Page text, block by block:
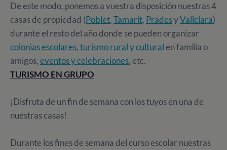
De este modo, ponemos a vuestra disposición nuestras 4
casas de propiedad (Poblet,Tamarit, PradesyVallclara)
durante el resto del año donde se pueden organizar
colonias escolares,turismo rural y culturalen família o
amigos,eventos y celebraciones, etc.
TURISMO EN GRUPO
¡Disfruta de un fin de semana con los tuyos en una de
nuestras casas!
Durante los fines de semana del curso escolar nuestras